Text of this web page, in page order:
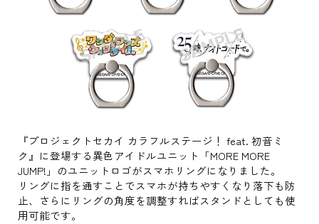
『プロジェクトセカイ カラフルステージ！ feat. 初音ミ
ク』に登場する異色アイドルユニット「MORE MORE
JUMP!」のユニットロゴがスマホリングになりました。
リングに指を通すことでスマホが持ちやすくなり落下も防
止、さらにリングの角度を調整すればスタンドとしても使
用可能です。